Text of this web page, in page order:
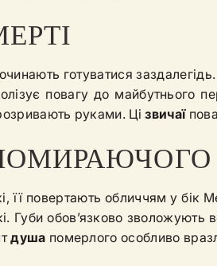
готуватися
повагу до майбутнього
руками. Цізвичаї
її повертають обличчям у бік
Губи обов’язково
душа померлого особливо